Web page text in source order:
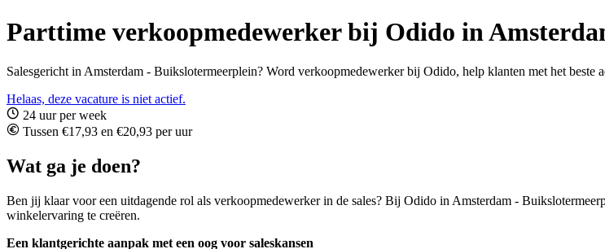
Parttime verkoopmedewerker bij Odido in
Salesgericht in Amsterdam - Buikslotermeerplein? Word verkoopmedewerker bij Odido, help klanten met het beste
Helaas, deze vacature is niet actief.
24 uur per week
Tussen €17,93 en €20,93 per uur
Wat ga je doen?
Ben jij klaar voor een uitdagende rol als verkoopmedewerker in de sales? Bij Odido in Amsterdam -
winkelervaring te creëren.
Een klantgerichte aanpak met een oog voor saleskansen